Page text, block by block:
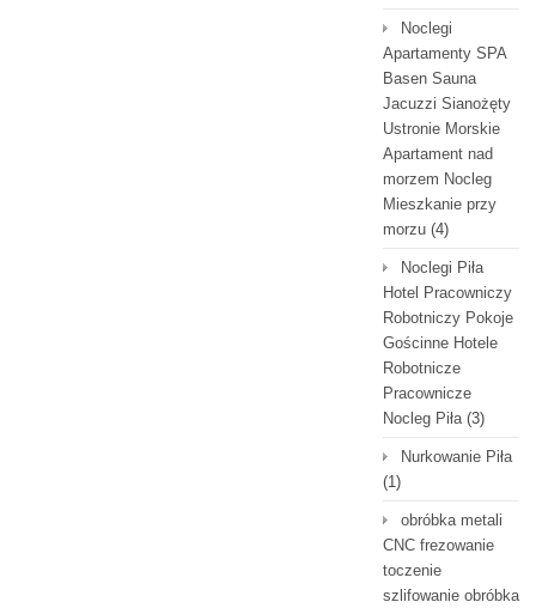
Noclegi
Apartamenty SPA
Basen Sauna
Jacuzzi Sianożęty
Ustronie Morskie
Apartament nad
morzem Nocleg
Mieszkanie przy
morzu (4)
Noclegi Piła
Hotel Pracowniczy
Robotniczy Pokoje
Gościnne Hotele
Robotnicze
Pracownicze
Nocleg Piła(3)
Nurkowanie Piła
(1)
obróbka metali
CNC frezowanie
toczenie
szlifowanie obróbka